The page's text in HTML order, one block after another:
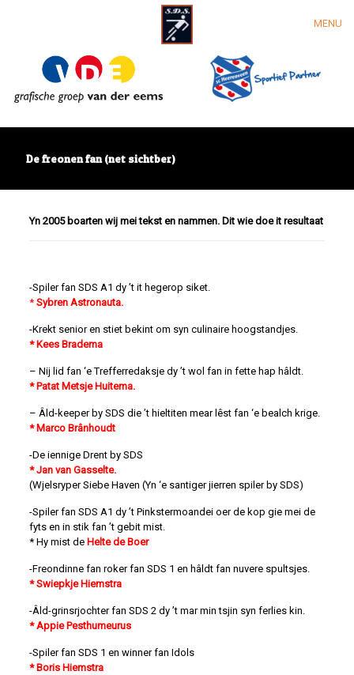
MENU
De freonen fan (net sichtber)
Yn 2005 boarten wij mei tekst en nammen. Dit wie doe it resultaat
-Spiler fan SDS A1 dy ’t it hegerop siket.
* Sybren Astronauta.
-Krekt senior en stiet bekint om syn culinaire hoogstandjes.
* Kees Bradema
– Nij lid fan ‘e Trefferredaksje dy ’t wol fan in fette hap hâldt.
* Patat Metsje Huitema.
– Âld-keeper by SDS die ’t hieltiten mear lêst fan ‘e bealch krige.
* Marco Brânhoudt
-De iennige Drent by SDS
* Jan van Gasselte.
(Wjelsryper Siebe Haven (Yn ‘e santiger jierren spiler by SDS)
-Spiler fan SDS A1 dy ’t Pinkstermoandei oer de kop gie mei de
fyts en in stik fan ’t gebit mist.
* Hy mist de Helte de Boer
-Freondinne fan roker fan SDS 1 en hâldt fan nuvere spultsjes.
* Swiepkje Hiemstra
-Âld-grinsrjochter fan SDS 2 dy ’t mar min tsjin syn ferlies kin.
* Appie Pesthumeurus
-Spiler fan SDS 1 en winner fan Idols
* Boris Hiemstra